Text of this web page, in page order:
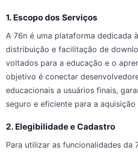
1. Escopo dos Serviços
A 76n é uma plataforma dedicada
distribuição e facilitação de
voltados para a educação e o
objetivo é conectar
educacionais a usuários finais,
seguro e eficiente para a
2. Elegibilidade e Cadastro
Para utilizar as funcionalidades da